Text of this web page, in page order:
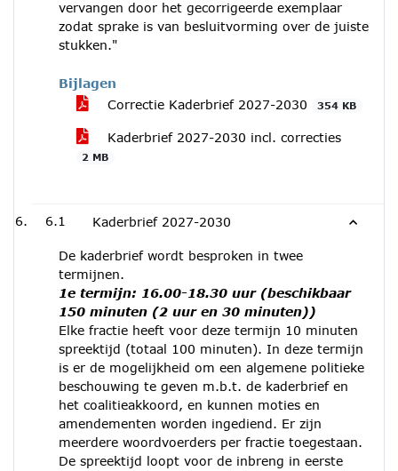
vervangen door het gecorrigeerde exemplaar
zodat sprake is van besluitvorming over de juiste
stukken."
Bijlagen
Correctie Kaderbrief 2027-2030
354 KB
Kaderbrief 2027-2030 incl. correcties
2 MB
6.1 Kaderbrief 2027-2030
De kaderbrief wordt besproken in twee
termijnen.
1e termijn: 16.00-18.30 uur (beschikbaar
150 minuten (2 uur en 30 minuten))
Elke fractie heeft voor deze termijn 10 minuten
spreektijd (totaal 100 minuten). In deze termijn
is er de mogelijkheid om een algemene politieke
beschouwing te geven m.b.t. de kaderbrief en
het coalitieakkoord, en kunnen moties en
amendementen worden ingediend. Er zijn
meerdere woordvoerders per fractie toegestaan.
De spreektijd loopt voor de inbreng in eerste